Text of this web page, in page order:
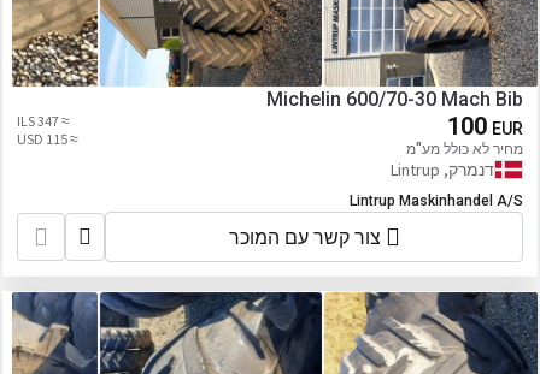
Michelin 600/70-30 Mach Bib
100 EUR
מחיר לא כולל מע"מ
≈ 347 ILS
≈ 115 USD
דנמרק, Lintrup
Lintrup Maskinhandel A/S
צור קשר עם המוכר